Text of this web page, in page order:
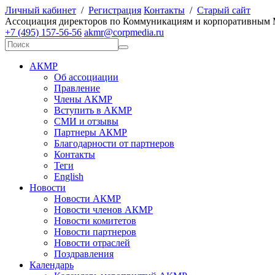
Личный кабинет / Регистрация Контакты / Старый сайт
Ассоциация директоров по Коммуникациям и корпоративным
+7 (495) 157-56-56 akmr@corpmedia.ru
АКМР
Об ассоциации
Правление
Члены АКМР
Вступить в АКМР
СМИ и отзывы
Партнеры АКМР
Благодарности от партнеров
Контакты
Теги
English
Новости
Новости АКМР
Новости членов АКМР
Новости комитетов
Новости партнеров
Новости отраслей
Поздравления
Календарь